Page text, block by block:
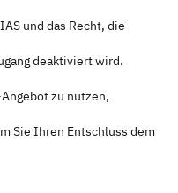
und das Recht, die
deaktiviert wird.
zu nutzen,
Sie Ihren Entschluss dem